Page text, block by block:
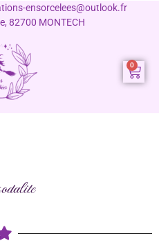
ensorcelees@outlook.fr
82700 MONTECH